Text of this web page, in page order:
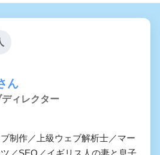
ん
ディレクター
制作／上級ウェブ解析士／マー
／SEO／イギリス人の妻と息子